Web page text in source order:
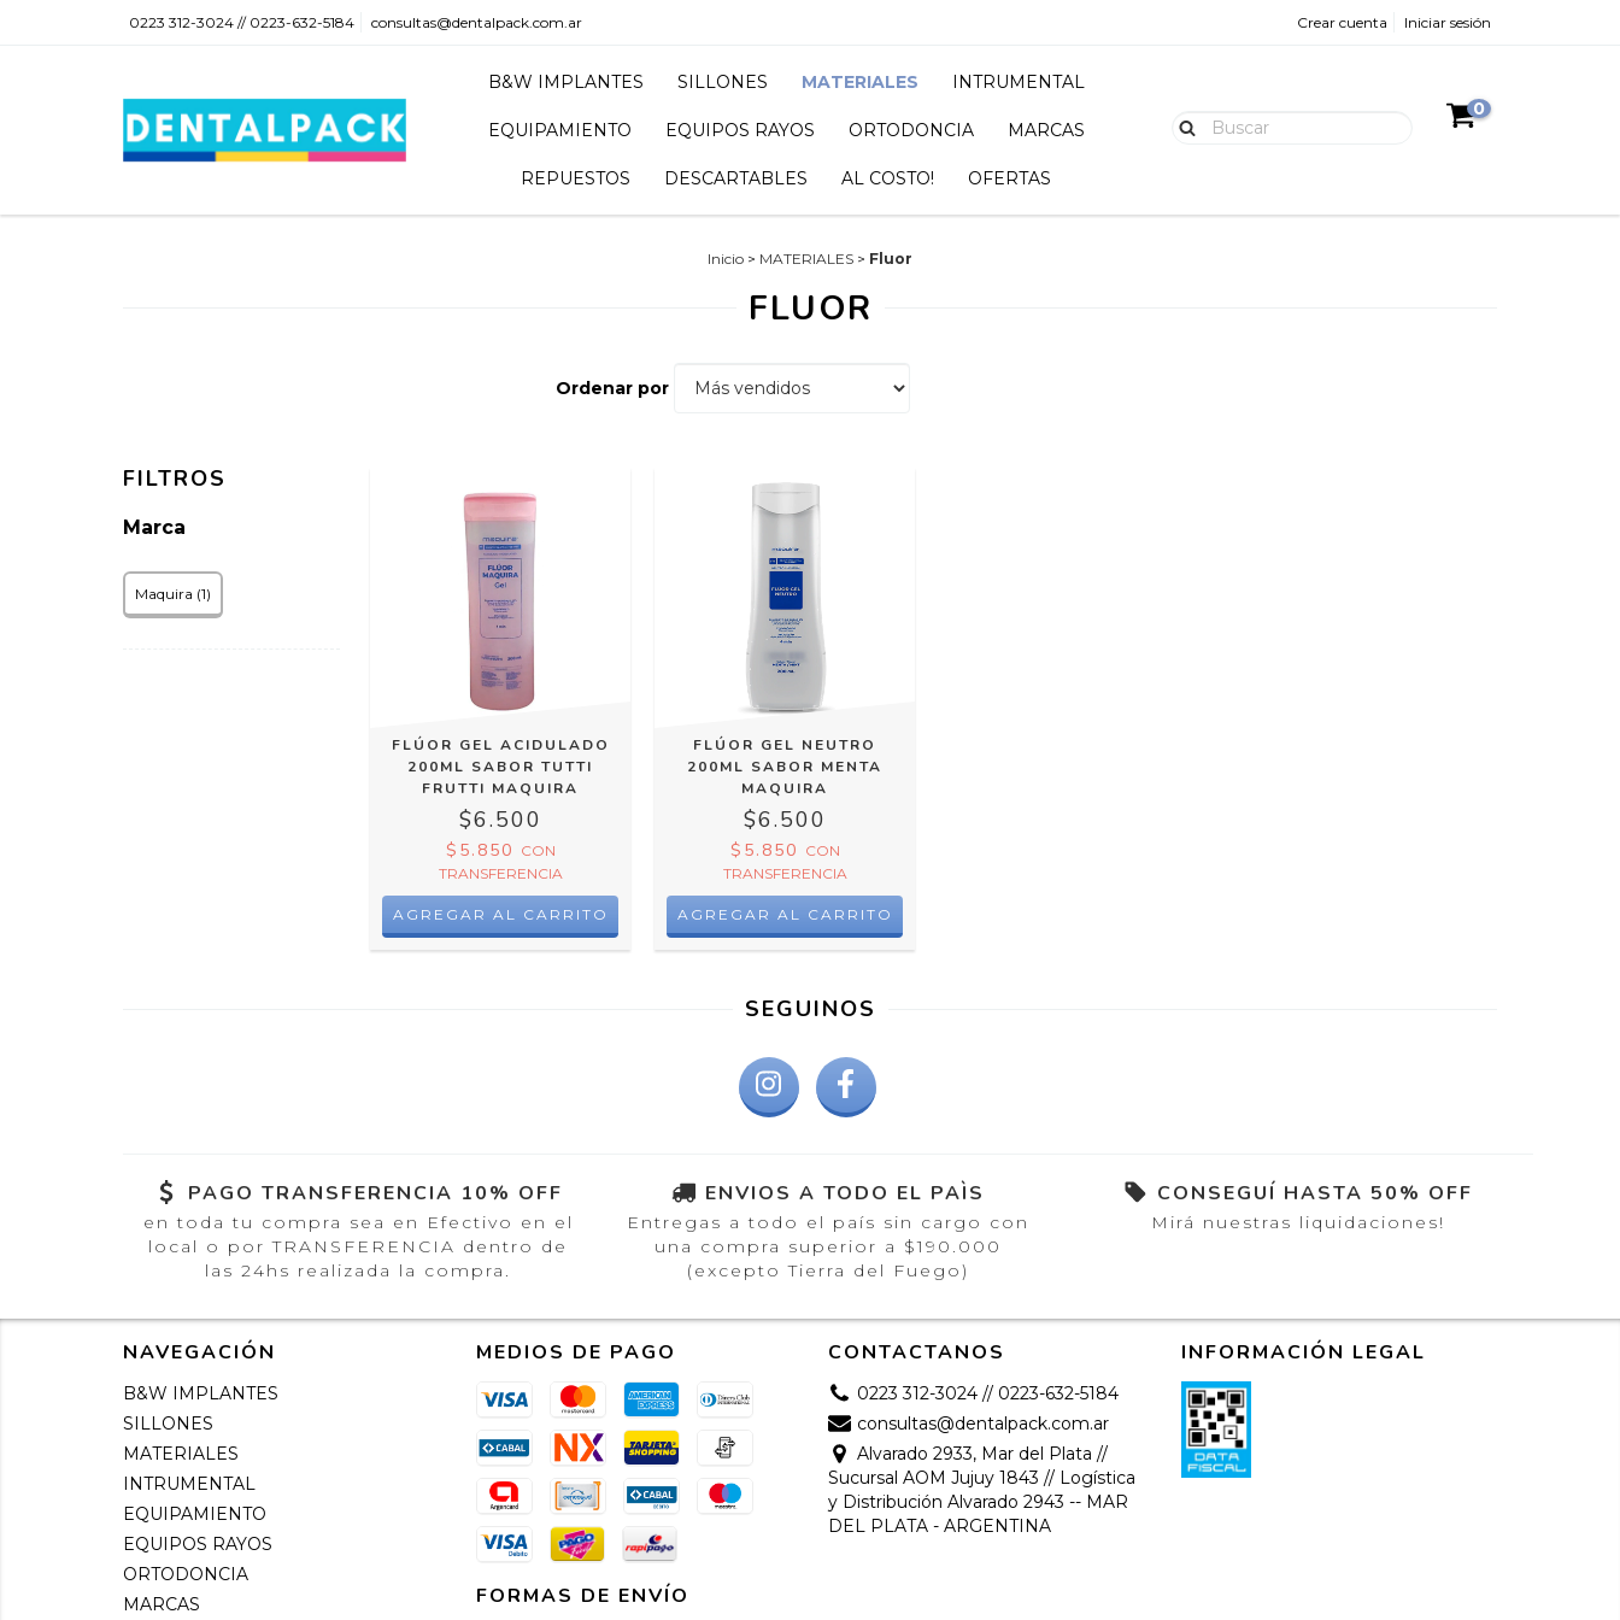
0223 312-3024 // 0223-632-5184 consultas@dentalpack.com.ar Crear cuenta Iniciar sesión
B&W IMPLANTES SILLONES MATERIALES INTRUMENTAL
EQUIPAMIENTO EQUIPOS RAYOS ORTODONCIA MARCAS
REPUESTOS DESCARTABLES AL COSTO! OFERTAS
0
Inicio > MATERIALES > Fluor
FLUOR
Ordenar por
FILTROS
Marca
Maquira (1)
FLÚOR GEL ACIDULADO
200ML SABOR TUTTI
FRUTTI MAQUIRA
$6.500
$5.850 CON
TRANSFERENCIA
FLÚOR GEL NEUTRO
200ML SABOR MENTA
MAQUIRA
$6.500
$5.850 CON
TRANSFERENCIA
SEGUINOS
PAGO TRANSFERENCIA 10% OFF
en toda tu compra sea en Efectivo en el
local o por TRANSFERENCIA dentro de
las 24hs realizada la compra.
ENVIOS A TODO EL PAÌS
Entregas a todo el país sin cargo con
una compra superior a $190.000
(excepto Tierra del Fuego)
CONSEGUÍ HASTA 50% OFF
Mirá nuestras liquidaciones!
NAVEGACIÓN
B&W IMPLANTES
SILLONES
MATERIALES
INTRUMENTAL
EQUIPAMIENTO
EQUIPOS RAYOS
ORTODONCIA
MARCAS
MEDIOS DE PAGO
FORMAS DE ENVÍO
CONTACTANOS
0223 312-3024 // 0223-632-5184
consultas@dentalpack.com.ar
Alvarado 2933, Mar del Plata //
Sucursal AOM Jujuy 1843 // Logística
y Distribución Alvarado 2943 -- MAR
DEL PLATA - ARGENTINA
INFORMACIÓN LEGAL